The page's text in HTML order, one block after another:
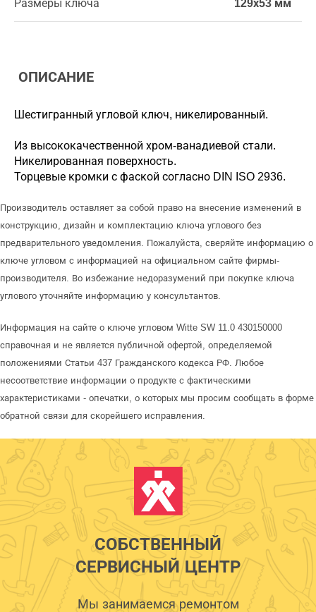
Размеры ключа 129х53 мм
ОПИСАНИЕ
Шестигранный угловой ключ, никелированный.
Из высококачественной хром-ванадиевой стали.
Никелированная поверхность.
Торцевые кромки с фаской согласно DIN ISO 2936.
Производитель оставляет за собой право на внесение изменений в
конструкцию, дизайн и комплектацию ключа углового без
предварительного уведомления. Пожалуйста, сверяйте информацию о
ключе угловом с информацией на официальном сайте фирмы-
производителя. Во избежание недоразумений при покупке ключа
углового уточняйте информацию у консультантов.
Информация на сайте о ключе угловом Witte SW 11.0 430150000
справочная и не является публичной офертой, определяемой
положениями Статьи 437 Гражданского кодекса РФ. Любое
несоответствие информации о продукте с фактическими
характеристиками - опечатки, о которых мы просим сообщать в форме
обратной связи для скорейшего исправления.
СОБСТВЕННЫЙ
СЕРВИСНЫЙ ЦЕНТР
Мы занимаемся ремонтом